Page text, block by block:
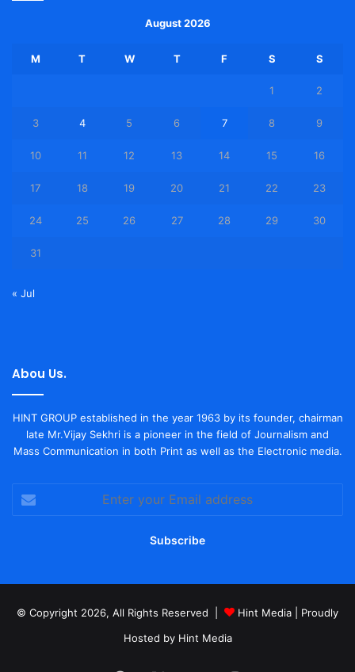
August 2026
M T W T F S S
1 2
3 4 5 6 7 8 9
10 11 12 13 14 15 16
17 18 19 20 21 22 23
24 25 26 27 28 29 30
31
« Jul
Abou Us.
HINT GROUP established in the year 1963 by its founder, chairman
late Mr.Vijay Sekhri is a pioneer in the field of Journalism and
Mass Communication in both Print as well as the Electronic media.
your
© Copyright 2026, All Rights Reserved | Hint Media | Proudly
Hosted by Hint Media